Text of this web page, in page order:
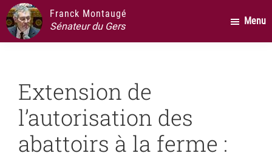
Passer
au
contenu
Passer
la
principale
Passer
au
pied
Franck Montaugé
Sénateur du Gers
Menu
Extension de
l’autorisation des
abattoirs à la ferme :